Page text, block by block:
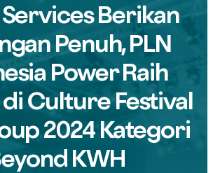
Services Berikan
Penuh, PLN
Power Raih
Culture Festival
2024 Kategori
KWH